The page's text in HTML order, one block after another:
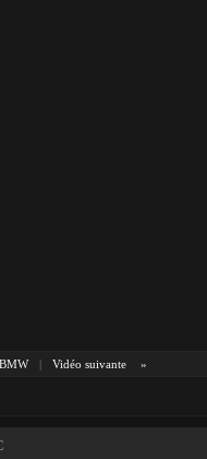
BMW | Vidéo suivante »